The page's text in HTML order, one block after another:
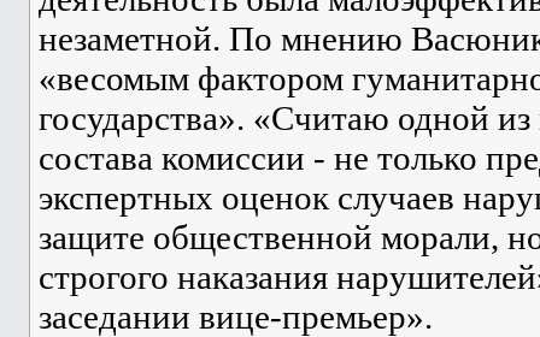
незаметной. По мнению
«весомым фактором
государства». «Считаю одной
состава комиссии - не только
экспертных оценок случаев
защите общественной морали,
строгого наказания
заседании вице-премьер».